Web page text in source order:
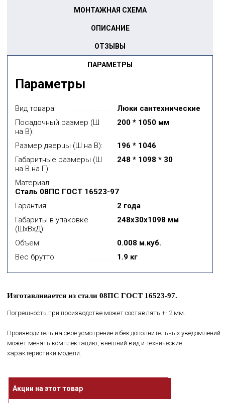
ПАРАМЕТРЫ
МОНТАЖНАЯ СХЕМА
ОПИСАНИЕ
ОТЗЫВЫ
Параметры
Вид товара:
Люки сантехнические
Посадочный размер (Ш
на В):
200 * 1050 мм
Размер дверцы (Ш на В):
196 * 1046
Габаритные размеры (Ш
на В на Г):
248 * 1098 * 30
Материал
Сталь 08ПС ГОСТ 16523-97
Гарантия:
2 года
Габариты в упаковке
(ШхВхД):
248x30x1098 мм
Объем:
0.008 м.куб.
Вес брутто:
1.9 кг
Изготавливается из стали 08ПС ГОСТ 16523-97.
Погрешность при производстве может составлять +- 2 мм.
Производитель на свое усмотрение и без дополнительных уведомлений
может менять комплектацию, внешний вид и технические
характеристики модели.
Акции на этот товар